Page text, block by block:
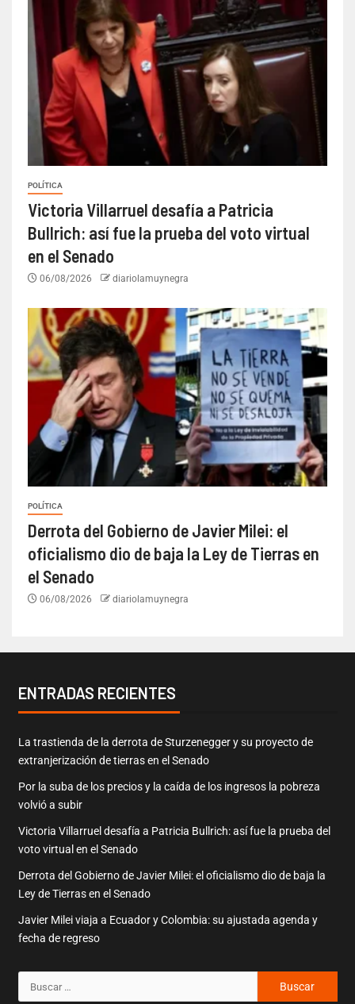
POLÍTICA
Victoria Villarruel desafía a Patricia
Bullrich: así fue la prueba del voto virtual
en el Senado
06/08/2026 diariolamuynegra
POLÍTICA
Derrota del Gobierno de Javier Milei: el
oficialismo dio de baja la Ley de Tierras en
el Senado
06/08/2026 diariolamuynegra
ENTRADAS RECIENTES
La trastienda de la derrota de Sturzenegger y su proyecto de
extranjerización de tierras en el Senado
Por la suba de los precios y la caída de los ingresos la pobreza
volvió a subir
Victoria Villarruel desafía a Patricia Bullrich: así fue la prueba del
voto virtual en el Senado
Derrota del Gobierno de Javier Milei: el oficialismo dio de baja la
Ley de Tierras en el Senado
Javier Milei viaja a Ecuador y Colombia: su ajustada agenda y
fecha de regreso